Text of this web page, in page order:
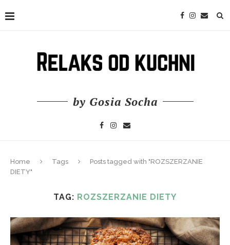
by Gosia Socha
Home Tags
Posts tagged with "ROZSZERZANIE
DIETY"
TAG: ROZSZERZANIE DIETY